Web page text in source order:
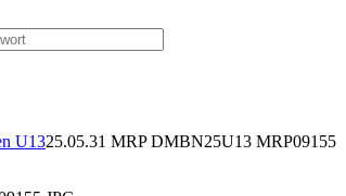
U1325.05.31 MRP DMBN25U13 MRP09155